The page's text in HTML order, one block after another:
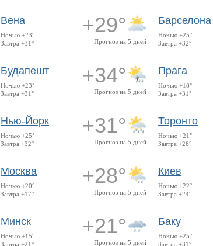
Вена
Ночью +23°
Завтра +31°
+29°
Прогноз на 5 дней
Барселона
Ночью +25°
Завтра +32°
Будапешт
Ночью +23°
Завтра +31°
+34°
Прогноз на 5 дней
Прага
Ночью +18°
Завтра +31°
Нью-Йорк
Ночью +25°
Завтра +32°
+31°
Прогноз на 5 дней
Торонто
Ночью +21°
Завтра +26°
Москва
Ночью +20°
Завтра +17°
+28°
Прогноз на 5 дней
Киев
Ночью +22°
Завтра +24°
Минск
Ночью +15°
Завтра +21°
+21°
Прогноз на 5 дней
Баку
Ночью +25°
Завтра +31°